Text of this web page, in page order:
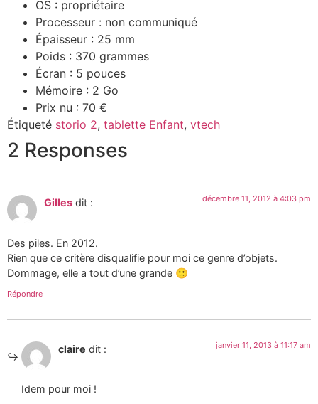
OS : propriétaire
Processeur : non communiqué
Épaisseur : 25 mm
Poids : 370 grammes
Écran : 5 pouces
Mémoire : 2 Go
Prix nu : 70 €
Étiqueté storio 2, tablette Enfant, vtech
2 Responses
Gilles dit : décembre 11, 2012 à 4:03 pm
Des piles. En 2012.
Rien que ce critère disqualifie pour moi ce genre d’objets.
Dommage, elle a tout d’une grande 🙁
Répondre
claire dit : janvier 11, 2013 à 11:17 am
Idem pour moi !